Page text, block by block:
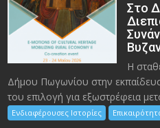
Στο
Η
Δήμου Πωγωνίου στην
του επιλογή για εξωστρέφεια
Ενδιαφέρουσες Ιστορίες